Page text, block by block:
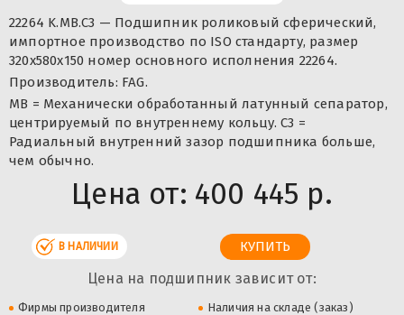
22264 K.MB.C3 — Подшипник роликовый сферический,
импортное производство по ISO стандарту, размер
320x580x150 номер основного исполнения 22264.
Производитель: FAG.
MB = Механически обработанный латунный сепаратор,
центрируемый по внутреннему кольцу. C3 =
Радиальный внутренний зазор подшипника больше,
чем обычно.
Цена от: 400 445 р.
В НАЛИЧИИ
Цена на подшипник зависит от:
Фирмы производителя
Наличия на складе (заказ)